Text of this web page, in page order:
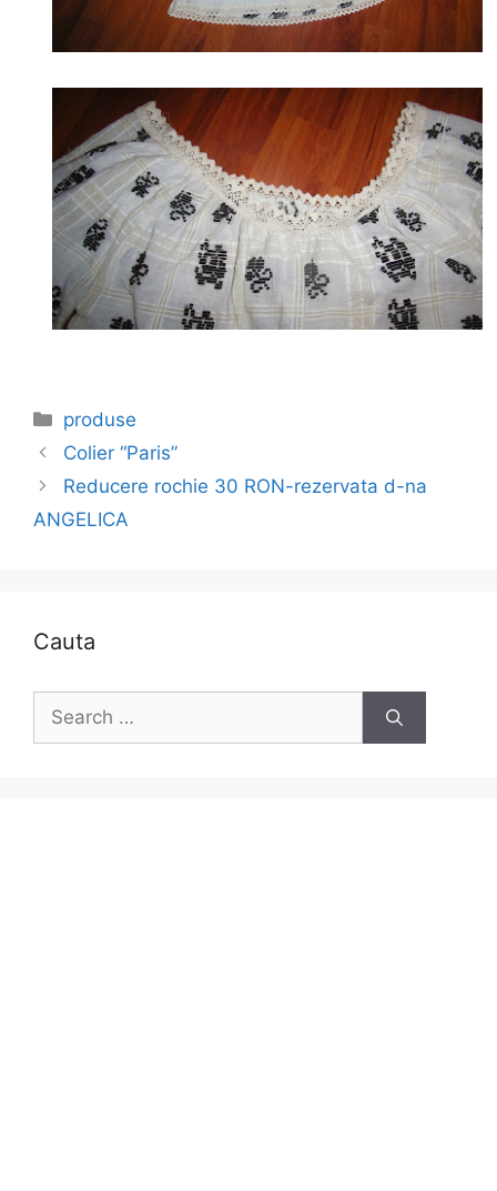
Categories
produse
Colier “Paris”
Reducere rochie 30 RON-rezervata d-na
ANGELICA
Cauta
Search
for: